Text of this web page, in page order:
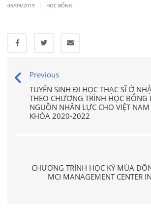
06/09/2019 HỌC BỔNG
Previous
TUYỂN SINH ĐI HỌC THẠC SĨ Ở
THEO CHƯƠNG TRÌNH HỌC BỔNG
NGUỒN NHÂN LỰC CHO VIỆT NAM
KHÓA 2020-2022
CHƯƠNG TRÌNH HỌC KỲ MÙA
MCI MANAGEMENT CENTER